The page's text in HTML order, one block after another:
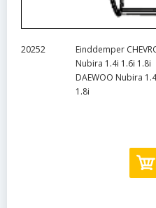
20252
Einddemper
Nubira 1.4i 1.6i 1.8i
DAEWOO Nubira
1.8i